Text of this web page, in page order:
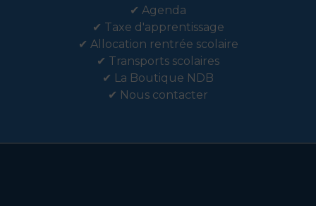
✔ Agenda
✔ Taxe d'apprentissage
✔ Allocation rentrée scolaire
✔ Transports scolaires
✔ La Boutique NDB
✔ Nous contacter